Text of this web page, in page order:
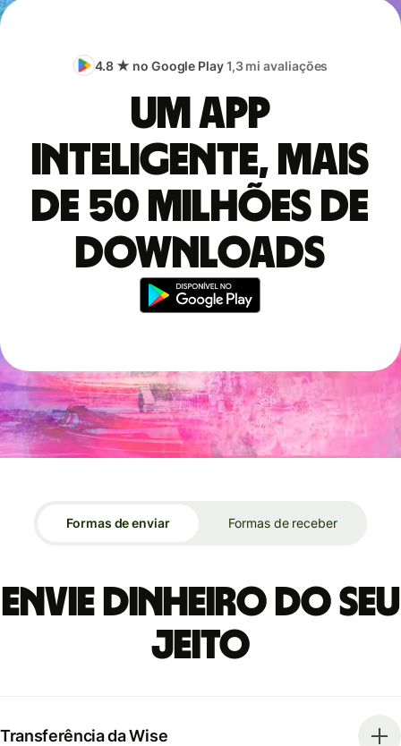
4.8 ★ no Google Play1,3 mi avaliações
Um app
inteligente, mais
de 50 milhões de
downloads
Formas de enviar Formas de receber
Envie dinheiro do seu
jeito
Transferência da Wise